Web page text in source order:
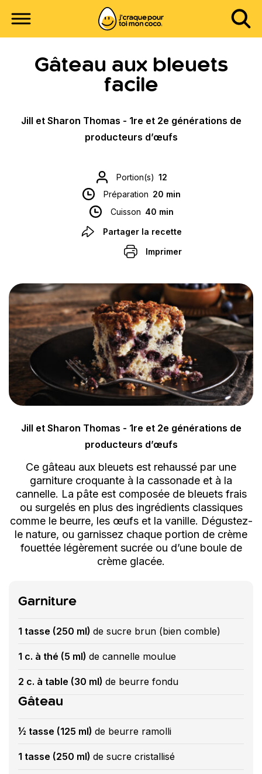
Gâteau aux bleuets
facile
Jill et Sharon Thomas - 1re et 2e générations de
producteurs d’œufs
Portion(s) 12
Préparation 20 min
Cuisson 40 min
Partager la recette
Imprimer
Jill et Sharon Thomas - 1re et 2e générations de
producteurs d’œufs
Ce gâteau aux bleuets est rehaussé par une
garniture croquante à la cassonade et à la
cannelle. La pâte est composée de bleuets frais
ou surgelés en plus des ingrédients classiques
comme le beurre, les œufs et la vanille. Dégustez-
le nature, ou garnissez chaque portion de crème
fouettée légèrement sucrée ou d’une boule de
crème glacée.
Garniture
1 tasse (250 ml) de sucre brun (bien comble)
1 c. à thé (5 ml) de cannelle moulue
2 c. à table (30 ml) de beurre fondu
Gâteau
½ tasse (125 ml) de beurre ramolli
1 tasse (250 ml) de sucre cristallisé